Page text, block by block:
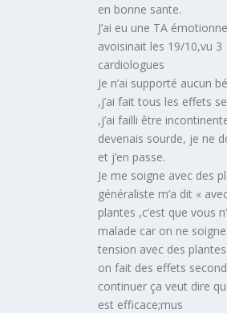
en bonne sante.
J’ai eu une TA
avoisinait les 19/10,vu 3
cardiologues
Je n’ai supporté aucun
,j’ai fait tous les effets
,j’ai failli être
devenais sourde, je ne
et j’en passe.
Je me soigne avec des
généraliste m’a dit «
plantes ,c’est que vous
malade car on ne
tension avec des
on fait des effets
continuer ça veut dire
est efficace;mus